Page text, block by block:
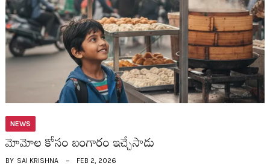
NEWS
మోమోల కోసం బంగారం ఇచ్చేసాడు
BY SAI KRISHNA FEB 2, 2026